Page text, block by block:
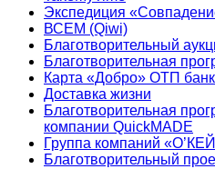
Экспедиция
ВСЕМ (Qiwi)
Благотворительный
Благотворительная
Карта «Добро» ОТП
Доставка жизни
Благотворительная
компании QuickMADE
Группа компаний
Благотворительный